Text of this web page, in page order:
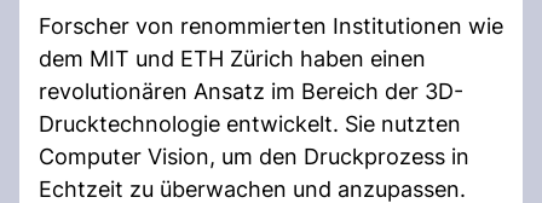
Forscher von renommierten Institutionen wie
dem MIT und ETH Zürich haben einen
revolutionären Ansatz im Bereich der 3D-
Drucktechnologie entwickelt. Sie nutzten
Computer Vision, um den Druckprozess in
Echtzeit zu überwachen und anzupassen.